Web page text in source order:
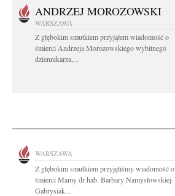
ANDRZEJ MOROZOWSKI
WARSZAWA
Z głębokim smutkiem przyjąłem wiadomość o
śmierci Andrzeja Morozowskiego wybitnego
dziennikarza,...
WARSZAWA
Z głębokim smutkiem przyjęliśmy wiadomość o
śmierci Mamy dr hab. Barbary Namysłowskiej-
Gabrysiak...